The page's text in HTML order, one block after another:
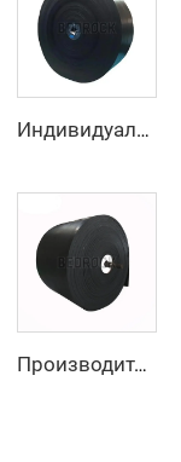
Индивидуальный антиразрывной полиэстер/нейлоновый конвейерный ремень для дробильной линии карьера для производственных предприятий и розничной торговли
Производитель, поставщик, тяжелый резиновый конвейерный ремень со стальным тросом для горнодобывающей промышленности